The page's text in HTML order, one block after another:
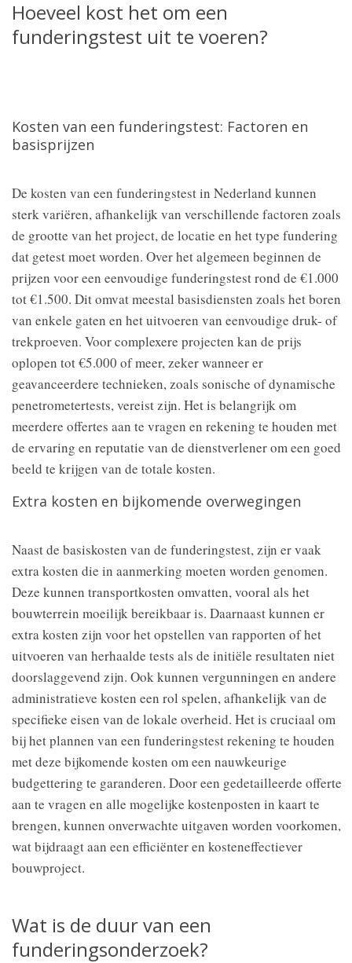
Hoeveel kost het om een
funderingstest uit te voeren?
Kosten van een funderingstest: Factoren en
basisprijzen
De kosten van een funderingstest in Nederland kunnen
sterk variëren, afhankelijk van verschillende factoren zoals
de grootte van het project, de locatie en het type fundering
dat getest moet worden. Over het algemeen beginnen de
prijzen voor een eenvoudige funderingstest rond de €1.000
tot €1.500. Dit omvat meestal basisdiensten zoals het boren
van enkele gaten en het uitvoeren van eenvoudige druk- of
trekproeven. Voor complexere projecten kan de prijs
oplopen tot €5.000 of meer, zeker wanneer er
geavanceerdere technieken, zoals sonische of dynamische
penetrometertests, vereist zijn. Het is belangrijk om
meerdere offertes aan te vragen en rekening te houden met
de ervaring en reputatie van de dienstverlener om een goed
beeld te krijgen van de totale kosten.
Extra kosten en bijkomende overwegingen
Naast de basiskosten van de funderingstest, zijn er vaak
extra kosten die in aanmerking moeten worden genomen.
Deze kunnen transportkosten omvatten, vooral als het
bouwterrein moeilijk bereikbaar is. Daarnaast kunnen er
extra kosten zijn voor het opstellen van rapporten of het
uitvoeren van herhaalde tests als de initiële resultaten niet
doorslaggevend zijn. Ook kunnen vergunningen en andere
administratieve kosten een rol spelen, afhankelijk van de
specifieke eisen van de lokale overheid. Het is cruciaal om
bij het plannen van een funderingstest rekening te houden
met deze bijkomende kosten om een nauwkeurige
budgettering te garanderen. Door een gedetailleerde offerte
aan te vragen en alle mogelijke kostenposten in kaart te
brengen, kunnen onverwachte uitgaven worden voorkomen,
wat bijdraagt aan een efficiënter en kosteneffectiever
bouwproject.
Wat is de duur van een
funderingsonderzoek?